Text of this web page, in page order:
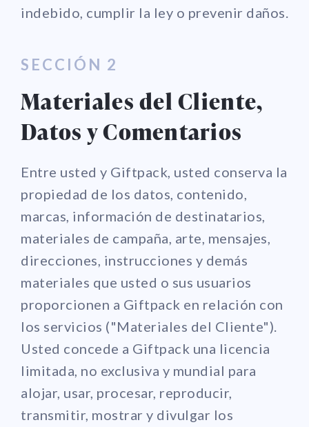
indebido, cumplir la ley o prevenir daños.
SECCIÓN 2
Materiales del Cliente,
Datos y Comentarios
Entre usted y Giftpack, usted conserva la
propiedad de los datos, contenido,
marcas, información de destinatarios,
materiales de campaña, arte, mensajes,
direcciones, instrucciones y demás
materiales que usted o sus usuarios
proporcionen a Giftpack en relación con
los servicios ("Materiales del Cliente").
Usted concede a Giftpack una licencia
limitada, no exclusiva y mundial para
alojar, usar, procesar, reproducir,
transmitir, mostrar y divulgar los